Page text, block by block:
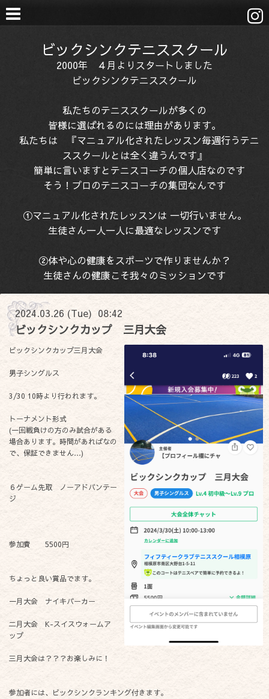
ビックシンクテニススクール
2000年 ４月よりスタートしました
ビックシンクテニススクール
私たちのテニススクールが多くの
皆様に選ばれるのには理由があります。
私たちは 『マニュアル化されたレッスン毎週行うテニ
ススクールとは全く違うんです』
簡単に言いますとテニスコーチの個人店なのです
そう！プロのテニスコーチの集団なんです
①マニュアル化されたレッスンは 一切行いません。
生徒さん一人一人に最適なレッスンです
②体や心の健康をスポーツで作りませんか？
生徒さんの健康こそ我々のミッションです
2024.03.26 (Tue) 08:42
ビックシンクカップ 三月大会
ビックシンクカップ三月大会
男子シングルス
3/30 10時より行われます。
トーナメント形式
(一回戦負けの方のみ試合がある
場合あります。時間があればなの
で、保証できません…)
６ゲーム先取 ノーアドバンテー
ジ
参加費 5500円
ちょっと良い賞品でます。
一月大会 ナイキパーカー
二月大会 K-スイスウォームア
ップ
三月大会は？？？お楽しみに！
参加者には、ビックシンクランキング付きます。